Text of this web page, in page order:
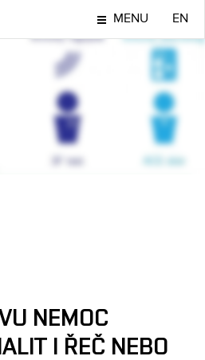
MENU EN
A OBJEVY
NEMOC
I ŘEČ NEBO